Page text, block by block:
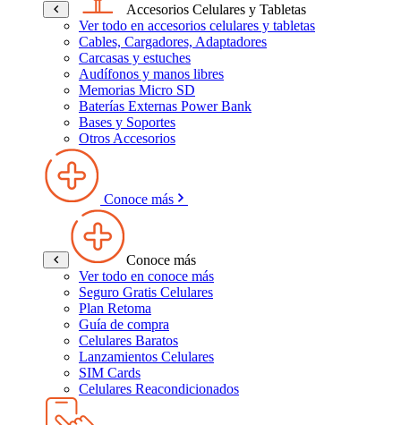
Accesorios Celulares y Tabletas
Ver todo en accesorios celulares y tabletas
Cables, Cargadores, Adaptadores
Carcasas y estuches
Audífonos y manos libres
Memorias Micro SD
Baterías Externas Power Bank
Bases y Soportes
Otros Accesorios
Conoce más
Conoce más
Ver todo en conoce más
Seguro Gratis Celulares
Plan Retoma
Guía de compra
Celulares Baratos
Lanzamientos Celulares
SIM Cards
Celulares Reacondicionados